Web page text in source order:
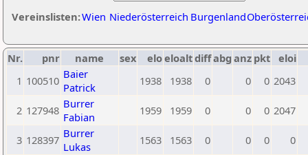
Vereinslisten:Wien Niederösterreich Burgenland
Nr. pnr name sex eloeloaltdiffabg anz pkt eloi
1 100510 Baier
Patrick
1938 1938 0 0 0 2043
2 127948 Burrer
Fabian
1959 1959 0 0 0 2047
3 128397 Burrer
Lukas
1563 1563 0 0 0 0